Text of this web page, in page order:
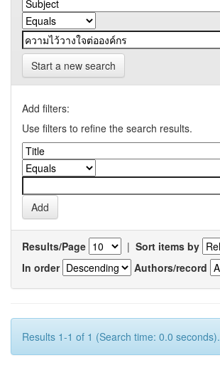
Start a new search
Add filters:
Use filters to refine the search results.
Results/Page | Sort items by
In order
Authors/record
Results 1-1 of 1 (Search time: 0.0 seconds).